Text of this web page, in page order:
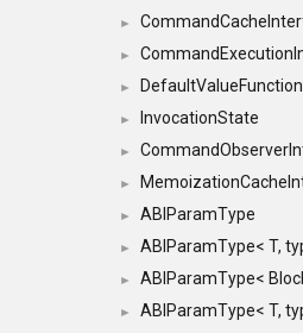
►
►
►
► InvocationState
►
►
► ABIParamType
► ABIParamType< T,
► ABIParamType<
► ABIParamType< T,